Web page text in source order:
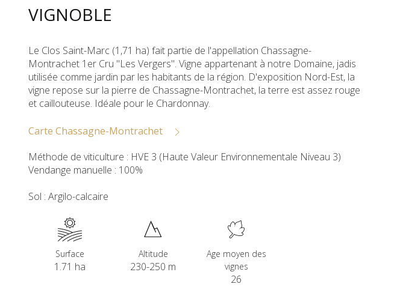
VIGNOBLE
Le Clos Saint-Marc (1,71 ha) fait partie de l'appellation Chassagne-
Montrachet 1er Cru "Les Vergers". Vigne appartenant à notre Domaine, jadis
utilisée comme jardin par les habitants de la région. D'exposition Nord-Est, la
vigne repose sur la pierre de Chassagne-Montrachet, la terre est assez rouge
et caillouteuse. Idéale pour le Chardonnay.
Carte Chassagne-Montrachet
Méthode de viticulture : HVE 3 (Haute Valeur Environnementale Niveau 3)
Vendange manuelle : 100%
Sol : Argilo-calcaire
Surface
1.71 ha
Altitude
230-250 m
Age moyen des
vignes
26